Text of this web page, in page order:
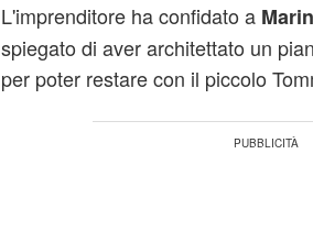
L'imprenditore ha confidato a
spiegato di aver architettato un
per poter restare con il piccolo